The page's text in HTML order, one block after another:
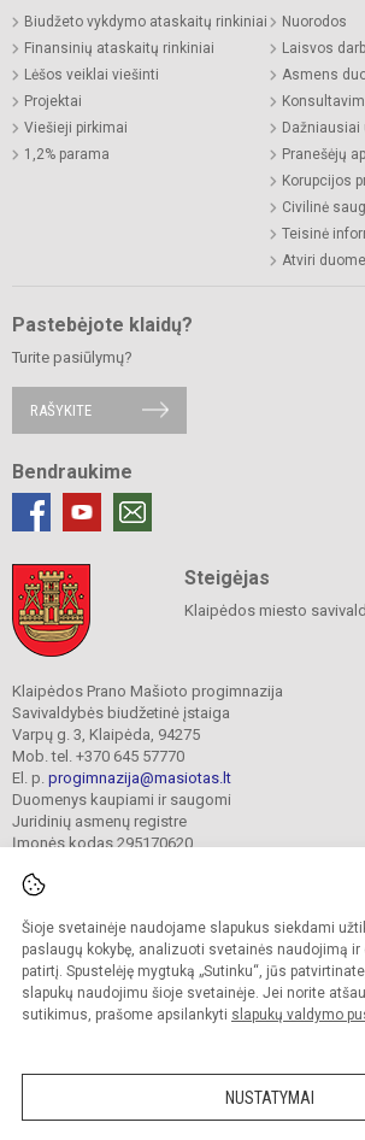
Šioje svetainėje naudojame slapukus siekdami
paslaugų kokybę, analizuoti svetainės naudojimą
patirtį. Spustelėję mygtuką „Sutinku“, jūs
slapukų naudojimu šioje svetainėje. Jei norite
sutikimus, prašome apsilankyti slapukų valdymo
NUSTATYMAI
Biudžeto vykdymo ataskaitų rinkiniai
Finansinių ataskaitų rinkiniai
Lėšos veiklai viešinti
Projektai
Viešieji pirkimai
1,2% parama
Nuorodos
Laisvos
Asmens
Pranešėjų
Korupcijos
Civilinė
Teisinė
Atviri
Pastebėjote klaidų?
Turite pasiūlymų?
RAŠYKITE
Bendraukime
Steigėjas
Klaipėdos miesto
Klaipėdos Prano Mašioto progimnazija
Savivaldybės biudžetinė įstaiga
Varpų g. 3, Klaipėda, 94275
Mob. tel. +370 645 57770
El. p. progimnazija@masiotas.lt
Duomenys kaupiami ir saugomi
Juridinių asmenų registre
Įmonės kodas 295170620
© 2022. Klaipėdos Prano Mašioto progimnazija.
Kopijuoti turinį be raštiško įstaigos administracijos
Prieinamumo paraiška Slapukų
Sumanus būdas atnaujinti